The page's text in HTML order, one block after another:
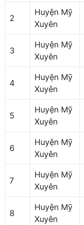
2
Huyện Mỹ
Xuyên
3
Huyện Mỹ
Xuyên
4
Huyện Mỹ
Xuyên
5
Huyện Mỹ
Xuyên
6
Huyện Mỹ
Xuyên
7
Huyện Mỹ
Xuyên
8
Huyện Mỹ
Xuyên